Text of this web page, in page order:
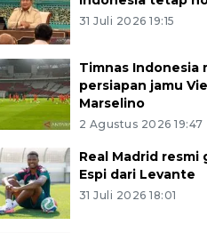
31 Juli 2026 19:15
Timnas Indonesia
persiapan jamu
Marselino
2 Agustus 2026 19:47
Real Madrid resmi
Espi dari Levante
31 Juli 2026 18:01